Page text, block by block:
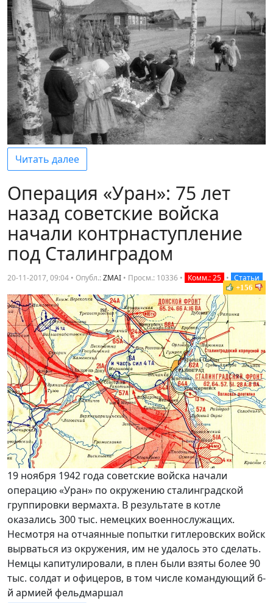
Читать далее
Операция «Уран»: 75 лет
назад советские войска
начали контрнаступление
под Сталинградом
20-11-2017, 09:04 • Опубл.:ZMAI • Просм.: 10336 • Комм.: 25 • Статьи
+156
19 ноября 1942 года советские войска начали
операцию «Уран» по окружению сталинградской
группировки вермахта. В результате в котле
оказались 300 тыс. немецких военнослужащих.
Несмотря на отчаянные попытки гитлеровских войск
вырваться из окружения, им не удалось это сделать.
Немцы капитулировали, в плен были взяты более 90
тыс. солдат и офицеров, в том числе командующий 6-
й армией фельдмаршал